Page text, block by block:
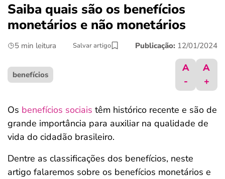
finanças
benefícios
crédito fácil
ferramentas
Saiba quais são os benefícios
monetários e não monetários
5 min leitura Salvar artigo Publicação: 12/01/2024
benefícios
A
-
A
+
Os benefícios sociais têm histórico recente e são de
grande importância para auxiliar na qualidade de
vida do cidadão brasileiro.
Dentre as classificações dos benefícios, neste
artigo falaremos sobre os benefícios monetários e